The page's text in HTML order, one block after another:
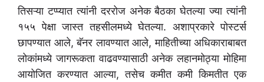
तिसऱ्या टप्प्यात त्यांनी दररोज अनेक बैठका घेतल्या ज्या त्यांनी
१५५ पेक्षा जास्त तहसीलमध्ये घेतल्या. अशाप्रकारे पोस्टर्स
छापण्यात आले, बॅनर लावण्यात आले, माहितीच्या अधिकाराबाबत
लोकांमध्ये जागरूकता वाढवण्यासाठी अनेक लहानमोठ्या मोहिमा
आयोजित करण्यात आल्या, तसेच कमीत कमी किमतीत एक